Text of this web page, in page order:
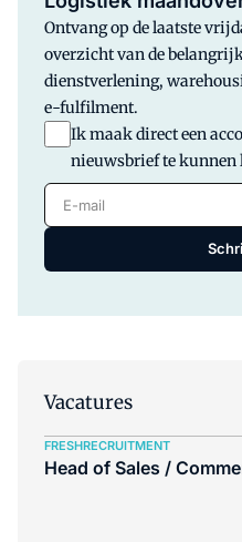
Ontvang op de laatste
overzicht van de
dienstverlening,
e-fulfilment.
Ik maak direct een
nieuwsbrief te kunnen
E-mail
Vacatures
FRESHRECRUITMENT
Head of Sales /